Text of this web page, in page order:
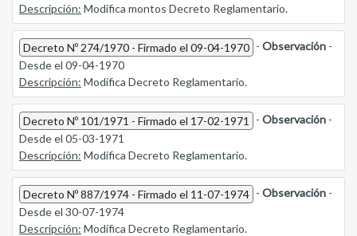
Descripción: Modifica montos Decreto Reglamentario.
Decreto Nº 274/1970 - Firmado el 09-04-1970 - Observación -
Desde el 09-04-1970
Descripción: Modifica Decreto Reglamentario.
Decreto Nº 101/1971 - Firmado el 17-02-1971 - Observación -
Desde el 05-03-1971
Descripción: Modifica Decreto Reglamentario.
Decreto Nº 887/1974 - Firmado el 11-07-1974 - Observación -
Desde el 30-07-1974
Descripción: Modifica Decreto Reglamentario.